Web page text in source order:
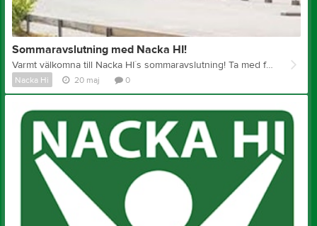
Sommaravslutning med Nacka HI!
Varmt välkomna till Nacka HI´s sommaravslutning! Ta med familjen, vännerna och lagkompisarna till årets Sommaravslutning! När: Lördag 30 Maj Tid: 13:00 – 16:00 Plats: Tollare Bollhall, Sockenvägen 44, 132 22 Saltsjö-Boo. Program för dagen: 13:00 Lunch och mingel 14:00 Tipspromenad 15:00 Fika 15:30 Styrelsen har ordet 15:45 Prisutdelning 16:00 Avslutning Anmäl er till kansli@nackahi.se senast 25 Maj (Skriv i anmälan om ni har allergier/specialkost) Varmt välkomna!
Nacka Hi 20 maj 0